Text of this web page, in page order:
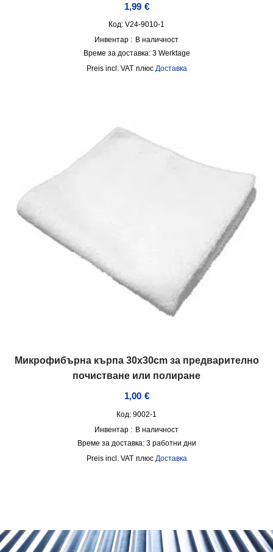
1,99 €
Код: V24-9010-1
Инвентар : В наличност
Време за доставка: 3 Werktage
incl. VAT плюс Доставка
Микрофибърна кърпа 30x30cm за предварително
почистване или полиране
1,00 €
Код: 9002-1
Инвентар : В наличност
Време за доставка: 3 работни дни
incl. VAT плюс Доставка